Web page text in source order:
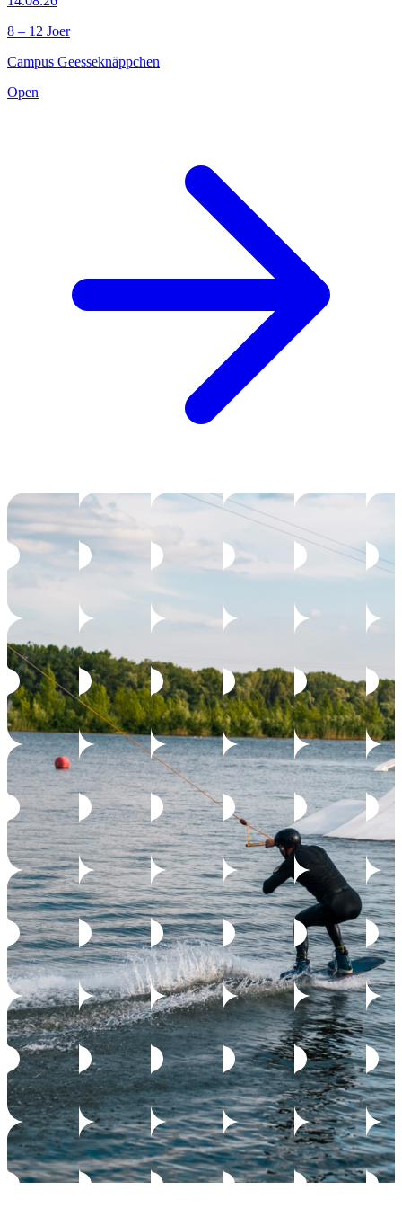
8 – 12 Joer
Campus Geesseknäppchen
Open